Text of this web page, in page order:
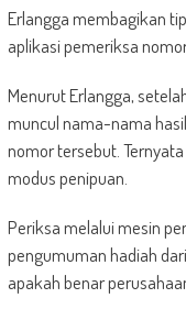
Erlangga membagikan
aplikasi pemeriksa
Menurut Erlangga,
muncul nama-nama
nomor tersebut.
modus penipuan.
Periksa melalui mesin
pengumuman hadiah
apakah benar